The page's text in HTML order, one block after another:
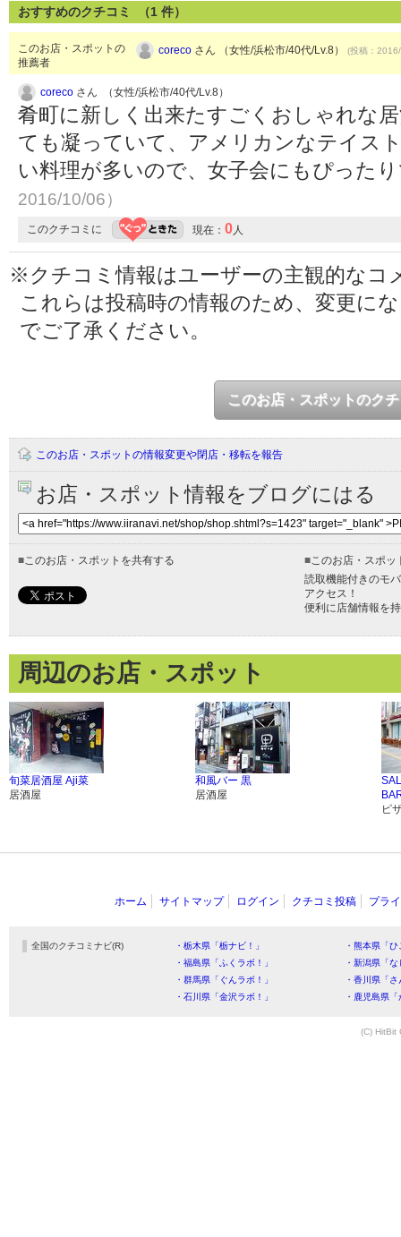
おすすめのクチコミ （1 件）
このお店・スポットの
推薦者
coreco さん （女性/浜松市/40代/Lv.8） (投稿：
coreco さん （女性/浜松市/40代/Lv.8）
肴町に新しく出来たすごくおしゃれな
ても凝っていて、アメリカンなテイス
い料理が多いので、女子会にもぴった
2016/10/06）
このクチコミに 現在： 0人
※クチコミ情報はユーザーの主観的なコ
これらは投稿時の情報のため、変更に
でご了承ください。
このお店・スポットのク
このお店・スポットの情報変更や閉店・移転を報告
お店・スポット情報をブログにはる
■このお店・スポットを共有する ■このお店・スポッ
読取機能付きのモ
アクセス！
便利に店舗情報を
周辺のお店・スポット
旬菜居酒屋 Aji菜
居酒屋
和風バー 黒
居酒屋
ピ
ホーム サイトマップ ログイン クチコミ投稿 プラ
全国のクチコミナビ(R) ・栃木県「栃ナビ！」
・熊本県「
・福島県「ふくラボ！」
・新潟県「
・群馬県「ぐんラボ！」
・香川県「
・石川県「金沢ラボ！」
・鹿児島県
(C) HitBit